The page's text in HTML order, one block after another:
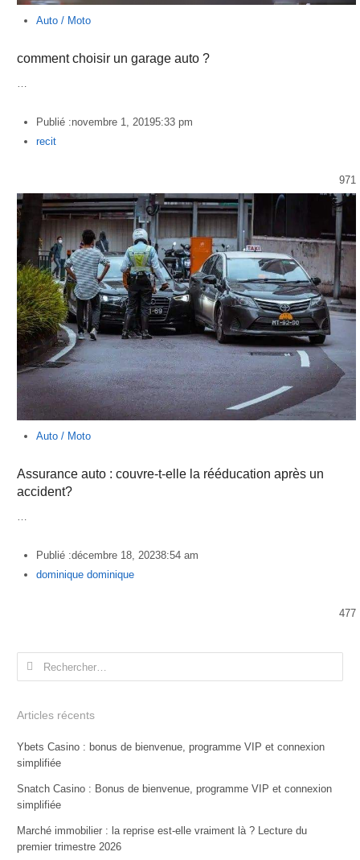
Auto / Moto
comment choisir un garage auto ?
…
Publié :novembre 1, 20195:33 pm
Author
recit
971
Auto / Moto
Assurance auto : couvre-t-elle la rééducation après un
accident?
…
Publié :décembre 18, 20238:54 am
Author
dominique dominique
477
Rechercher :
Articles récents
Ybets Casino : bonus de bienvenue, programme VIP et connexion
simplifiée
Snatch Casino : Bonus de bienvenue, programme VIP et connexion
simplifiée
Marché immobilier : la reprise est-elle vraiment là ? Lecture du
premier trimestre 2026